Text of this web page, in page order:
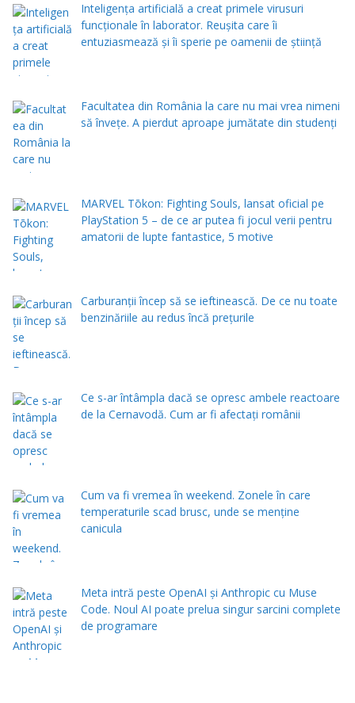
Inteligența artificială a creat primele virusuri
funcționale în laborator. Reușita care îi
entuziasmează și îi sperie pe oamenii de știință
Facultatea din România la care nu mai vrea nimeni
să înveţe. A pierdut aproape jumătate din studenţi
MARVEL Tōkon: Fighting Souls, lansat oficial pe
PlayStation 5 – de ce ar putea fi jocul verii pentru
amatorii de lupte fantastice, 5 motive
Carburanții încep să se ieftinească. De ce nu toate
benzinăriile au redus încă prețurile
Ce s-ar întâmpla dacă se opresc ambele reactoare
de la Cernavodă. Cum ar fi afectați românii
Cum va fi vremea în weekend. Zonele în care
temperaturile scad brusc, unde se menţine
canicula
Meta intră peste OpenAI și Anthropic cu Muse
Code. Noul AI poate prelua singur sarcini complete
de programare